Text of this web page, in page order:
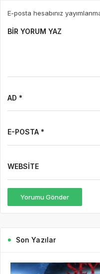
E-posta hesabınız
BIR YORUM YAZ
AD *
E-POSTA *
WEBSITE
Yorumu Gönder
Son Yazılar